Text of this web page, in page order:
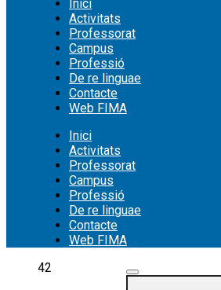
Inici
Activitats
Professorat
Campus
Professió
De re linguae
Contacte
Web FIMA
Inici
Activitats
Professorat
Campus
Professió
De re linguae
Contacte
Web FIMA
Cerca:
42